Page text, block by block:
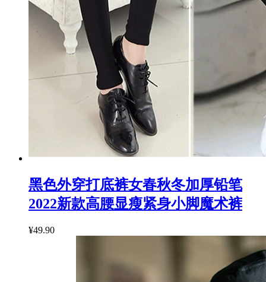
黑色外穿打底裤女春秋冬加厚铅笔
2022新款高腰显瘦紧身小脚魔术裤
¥49.90